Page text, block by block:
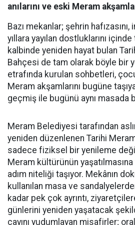
anılarını ve eski Meram
Bazı mekanlar; şehrin hafızasını,
yıllara yayılan dostluklarını içinde
kalbinde yeniden hayat bulan
Bahçesi de tam olarak böyle bir
etrafında kurulan sohbetleri,
Meram akşamlarını bugüne
geçmiş ile bugünü aynı masada
Meram Belediyesi tarafından
yeniden düzenlenen Tarihi
sadece fiziksel bir yenileme
Meram kültürünün
adım niteliği taşıyor. Mekânın
kullanılan masa ve
kadar pek çok ayrıntı,
günlerini yeniden yaşatacak
çayını yudumlayan misafirler;